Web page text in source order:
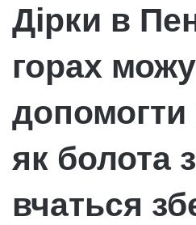
Дірки в
горах
допомогти
як болота
вчаться